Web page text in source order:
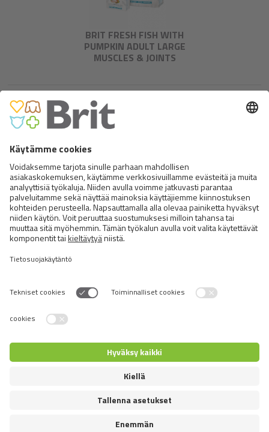
BRIT FRESH FISH WITH
PUMPKIN ADULT LARGE
MUSCLES & JOINTS
BRIT FRESH CHICKEN WITH
POTATO ADULT GREAT LIFE
Switch language
© 2026 VAFO PRAHA s.r.o. Kaikki oikeudet pidätetään